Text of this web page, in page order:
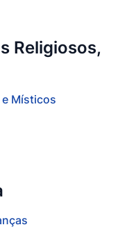
Religiosos,
Místicos